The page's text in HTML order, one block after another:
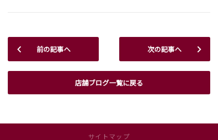
前の記事へ
店舗ブログ一覧に戻る
次の記事へ
サイトマップ